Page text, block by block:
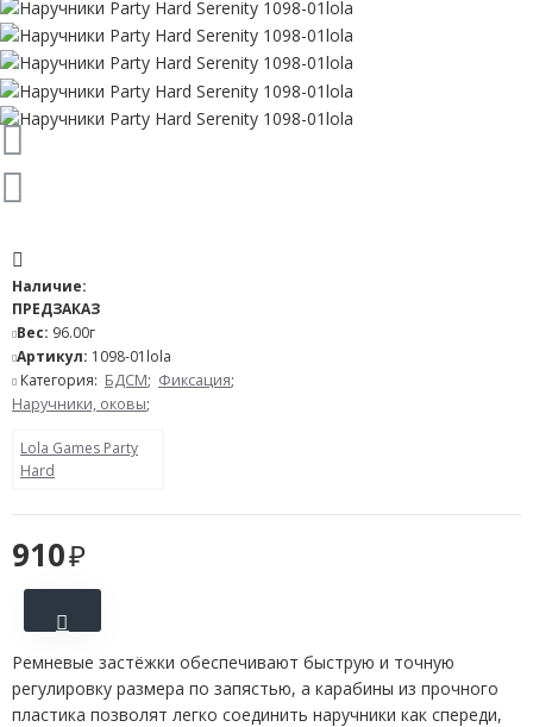
910
Наличие:
ПРЕДЗАКАЗ
Вес: 96.00г
Артикул: 1098-01lola
Категория: БДСМ; Фиксация;
Наручники, оковы;
Lola Games Party
Hard
Ремневые застёжки обеспечивают быструю и точную
регулировку размера по запястью, а карабины из прочного
пластика позволят легко соединить наручники как спереди,